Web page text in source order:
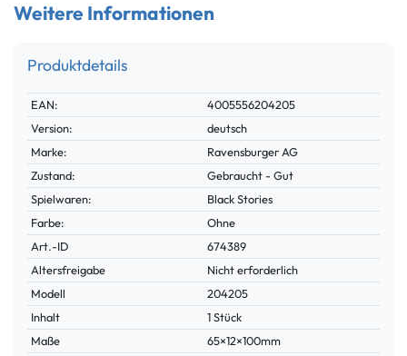
Weitere Informationen
Produktdetails
Technisches
Merkmal
Wert
EAN:
4005556204205
Version:
deutsch
Marke:
Ravensburger AG
Zustand:
Gebraucht - Gut
Spielwaren:
Black Stories
Farbe:
Ohne
Technisches
Merkmal
Wert
Art.-ID
674389
Altersfreigabe
Nicht erforderlich
Modell
204205
Inhalt
1 Stück
Maße
65×12×100mm